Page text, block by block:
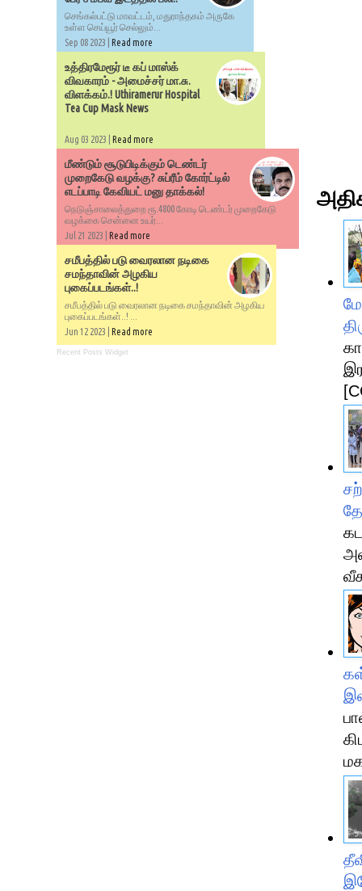
செங்கல்பட்டு மாவட்டம், மதுராந்தகம் அருகே
உள்ள செய்யூர் செல்லும்...
Sep 08 2023 | Read more
உத்திரமேரூர் டீ கப் மாஸ்க்
விவகாரம் - அமைச்சர் மா.சு.
விளக்கம்.! Uthiramerur Hospital
Tea Cup Mask News
Aug 03 2023 | Read more
மீண்டும் சூடுபிடிக்கும் டெண்டர்
முறைகேடு வழக்கு? சுப்ரீம் கோர்ட்டில்
எடப்பாடி கேவியட் மனு தாக்கல்!
நெடுஞ்சாலைத்துறை ரூ.4800 கோடி டெண்டர் முறைகேடு
வழக்கை சென்னை உயர்...
Jul 21 2023 | Read more
சமீபத்தில் படு வைரலான நடிகை
சமந்தாவின் அழகிய
புகைப்படங்கள்..!
சமீபத்தில் படு வைரலான நடிகை சமந்தாவின் அழகிய
புகைப்படங்கள்..! ...
Jun 12 2023 | Read more
Recent Posts Widget